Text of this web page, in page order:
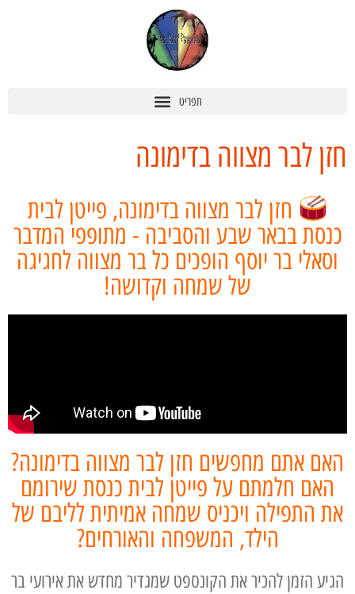
חזן לבר מצווה בדימונה
חזן לבר מצווה בדימונה, פייטן לבית
כנסת בבאר שבע והסביבה - מתופפי המדבר
וסאלי בר יוסף הופכים כל בר מצווה לחגיגה
של שמחה וקדושה!
האם אתם מחפשים חזן לבר מצווה בדימונה?
האם חלמתם על פייטן לבית כנסת שירומם
את התפילה ויכניס שמחה אמיתית לליבם של
הילד, המשפחה והאורחים?
הגיע הזמן להכיר את הקונספט שמגדיר מחדש את אירועי בר